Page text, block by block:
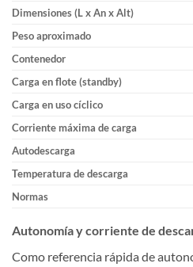
Dimensiones (L x An x Alt)
Peso aproximado
Contenedor
Carga en flote (standby)
Carga en uso cíclico
Corriente máxima de carga
Autodescarga
Temperatura de descarga
Normas
Autonomía y corriente de
Como referencia rápida de